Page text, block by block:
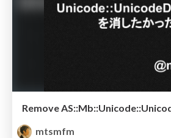
Remove
mtsmfm